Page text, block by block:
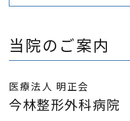
当院のご案内
医療法人 明正会
今林整形外科病院